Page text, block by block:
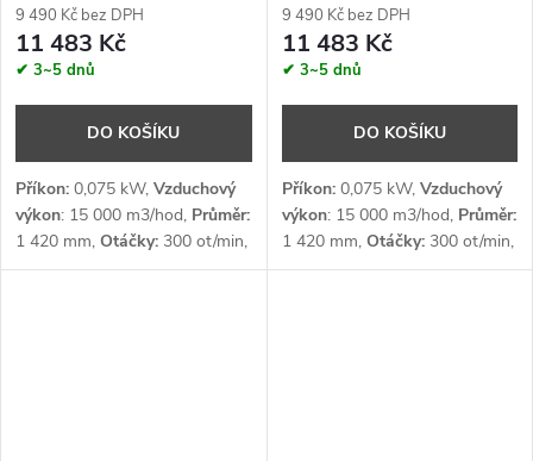
9 490 Kč bez DPH
11 483 Kč
✔ 3~5 dnů
DO KOŠÍKU
Příkon: 0,075 kW, Vzduchový
výkon: 15 000 m3/hod, Průměr:
1 420 mm, Otáčky: 300 ot/min,
Šířka záběru:6 m,Napětí:1 x
9 490 Kč bez DPH
11 483 Kč
✔ 3~5 dnů
DO KOŠÍKU
Příkon:0,075 kW, Vzduchový
výkon: 15 000 m3/hod, Průměr:
1 420 mm, Otáčky:300 ot/min,
Šířka záběru:10 m,Napětí:1 x